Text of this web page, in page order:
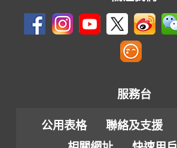
服務台
公用表格 聯絡及支援